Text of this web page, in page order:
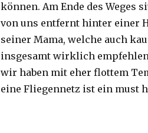
können. Am Ende des Weges
von uns entfernt hinter einer
seiner Mama, welche auch
insgesamt wirklich
wir haben mit eher flottem
eine Fliegennetz ist ein must